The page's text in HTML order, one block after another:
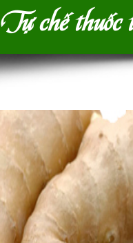
Tự chế thuốc